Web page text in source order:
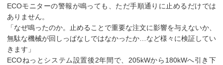
ECOモニターの警報が鳴っても、ただ手順通りに止めるだけでは
ありません。
「なぜ鳴ったのか。止めることで重要な注文に影響を与えないか、
無駄な機械が回しっぱなしではなかったか…など様々に検証してい
きます」
ECOねっとシステム設置後2年間で、205kWから180kWへ引き下